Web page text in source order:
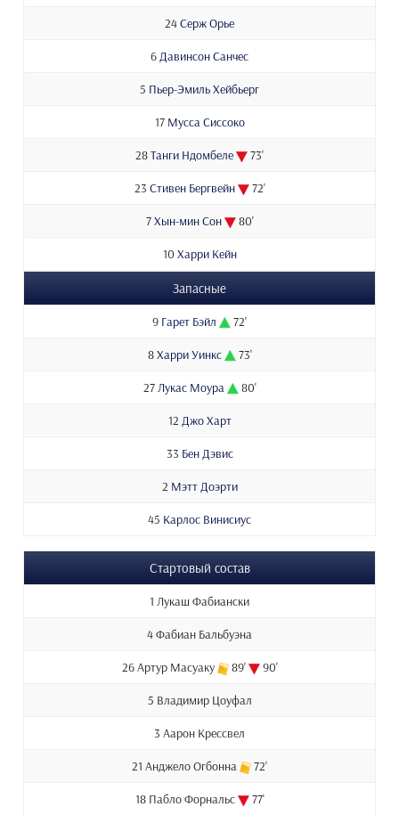
24Серж Орье
6Давинсон Санчес
5 Пьер-Эмиль Хейбьерг
17 Мусса Сиссоко
28Танги Ндомбеле 73'
23 Стивен Бергвейн 72'
7Хын-мин Сон 80'
10 Харри Кейн
Запасные
9 Гарет Бэйл 72'
8Харри Уинкс 73'
27Лукас Моура 80'
12 Джо Харт
33 Бен Дэвис
2 Мэтт Доэрти
45 Карлос Винисиус
Стартовый состав
1 Лукаш Фабиански
4 Фабиан Бальбуэна
26 Артур Масуаку 89' 90'
5 Владимир Цоуфал
3 Аарон Крессвел
21 Анджело Огбонна 72'
18 Пабло Форнальс 77'